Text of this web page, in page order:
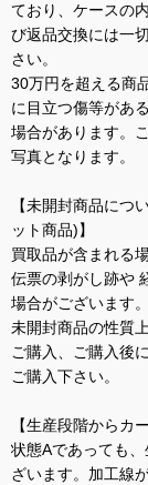
ており、ケースの
び返品交換には一
さい。
30万円を超える商
に目立つ傷等があ
場合があります。
写真となります。
【未開封商品につ
ット商品)】
買取品が含まれる
伝票の剥がし跡や
場合がございます。
未開封商品の性質
ご購入、ご購入後
ご購入下さい。
【生産段階からカ
状態Aであっても
ざいます。加工線